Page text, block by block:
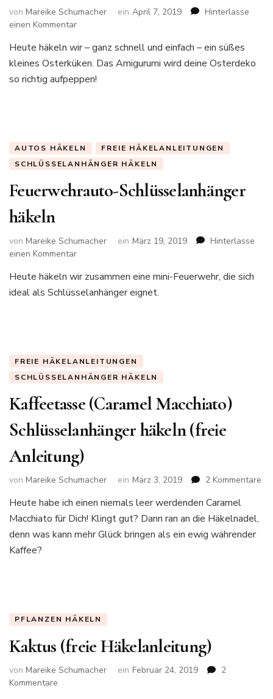
von Mareike Schumacher ein April 7, 2019
Hinterlasse
einen Kommentarzu
Küken
häkeln
Heute häkeln wir – ganz schnell und einfach – ein süßes
kleines Osterküken. Das Amigurumi wird deine Osterdeko
so richtig aufpeppen!
AUTOS HÄKELN
FREIE HÄKELANLEITUNGEN
SCHLÜSSELANHÄNGER HÄKELN
Feuerwehrauto-Schlüsselanhänger
häkeln
von Mareike Schumacher ein März 19, 2019
Hinterlasse
einen Kommentarzu
Schlüsselanhänger
häkeln
Heute häkeln wir zusammen eine mini-Feuerwehr, die sich
ideal als Schlüsselanhänger eignet.
FREIE HÄKELANLEITUNGEN
SCHLÜSSELANHÄNGER HÄKELN
Kaffeetasse (Caramel Macchiato)
Schlüsselanhänger häkeln (freie
Anleitung)
von Mareike Schumacher ein März 3, 2019 2 Kommentare
Heute habe ich einen niemals leer werdenden Caramel
Macchiato für Dich! Klingt gut? Dann ran an die Häkelnadel,
denn was kann mehr Glück bringen als ein ewig währender
Kaffee?
PFLANZEN HÄKELN
Kaktus (freie Häkelanleitung)
von Mareike Schumacher ein Februar 24, 2019
2
Kommentare